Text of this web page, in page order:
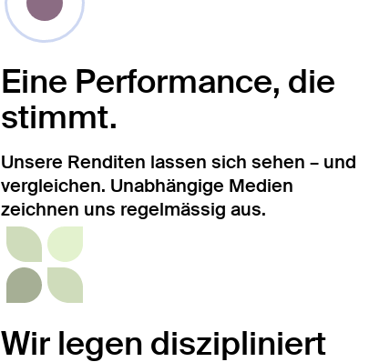
Eine Performance, die
stimmt.
Unsere Renditen lassen sich sehen – und
vergleichen. Unabhängige Medien
zeichnen uns regelmässig aus.
Wir legen diszipliniert